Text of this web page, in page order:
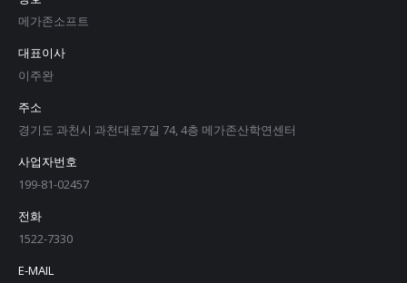
메가존소프트
대표이사
이주완
주소
경기도 과천시 과천대로7길 74, 4층 메가존산학연센터
사업자번호
199-81-02457
전화
1522-7330
E-MAIL